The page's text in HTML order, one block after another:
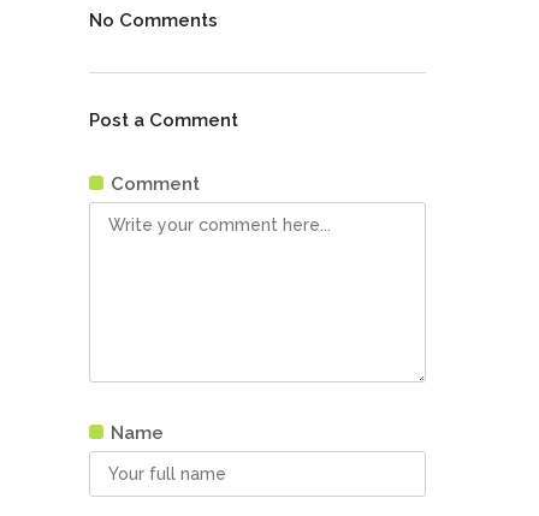
No Comments
Post a Comment
Comment
Name